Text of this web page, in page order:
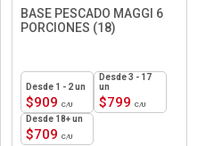
BASE PESCADO MAGGI 6
PORCIONES (18)
$909
1 - 2un
$799
3 - 17
un
$709
18+ un